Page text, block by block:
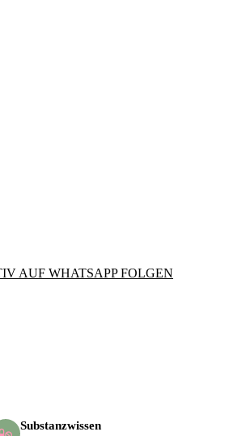
AUF WHATSAPP FOLGEN
Substanzwissen